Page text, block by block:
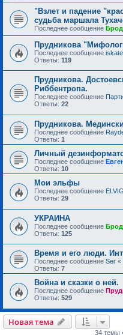
"Взлет и падение
судьба маршала
Последнее сообщение
Прудникова
Последнее сообщение
Ответы: 119
Прудникова.
Риббентропа.
Последнее сообщение
Ответы: 22
Прудникова.
Последнее сообщение
Ответы: 1
Личный
Последнее сообщение
Ответы: 10
Мои эльфы
Последнее сообщение ELVIG
Ответы: 29
УКРАИНА
Последнее сообщение
Ответы: 125
Время и его люди.
Последнее сообщение Ser «
Ответы: 7
Война и сказки о ней.
Последнее сообщение
Ответы: 529
Новая тема
34 темы